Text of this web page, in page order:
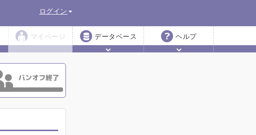
ログイン
マイページ データベース ヘルプ